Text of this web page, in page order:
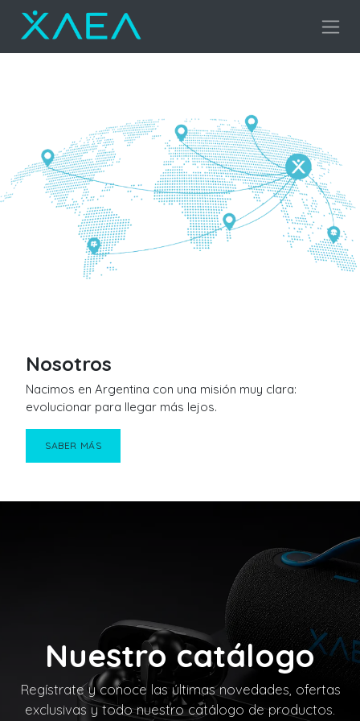
Nosotros
Nacimos en Argentina con una misión muy clara:
evolucionar para llegar más lejos.
SABER MÁS
Nuestro catálogo
Regístrate y conoce las últimas novedades, ofertas
exclusivas y todo nuestro catálogo de productos.